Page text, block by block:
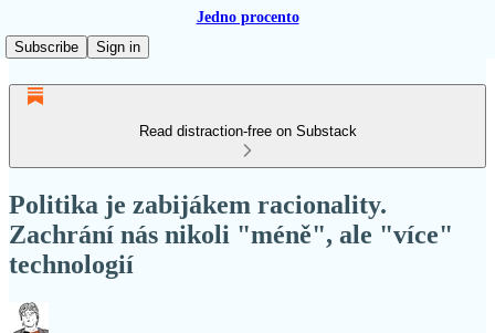
Jedno procento
Subscribe
Sign in
Read distraction-free on Substack
Politika je zabijákem racionality.
Zachrání nás nikoli "méně", ale "více"
technologií